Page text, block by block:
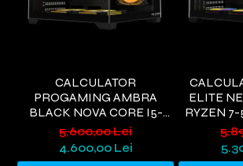
CALCULATOR
PROGAMING AMBRA
BLACK NOVA CORE I5-
9400, 32GB DDR4, 1TB SSD,
RTX 3050 6GB, WIFI 6,
WINDOWS 11 HOME
5.600,00 Lei
4.600,00 Lei
ELITE
RYZEN
4.7GHZ,
SSD,